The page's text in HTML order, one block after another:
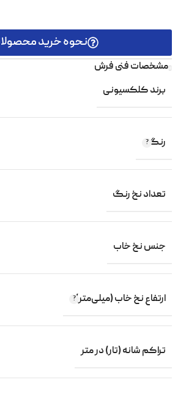
نحوه خرید
مشخصات فنی فرش
برند کلکسیونی
رنگ
تعداد نخ رنگ
جنس نخ خاب
ارتفاع نخ خاب (میلی‌متر)
تراکم شانه (تار) در متر